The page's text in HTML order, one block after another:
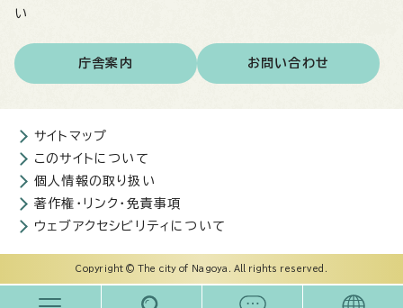
い
庁舎案内 お問い合わせ
サイトマップ
このサイトについて
個人情報の取り扱い
著作権・リンク・免責事項
ウェブアクセシビリティについて
Copyright © The city of Nagoya. All rights reserved.